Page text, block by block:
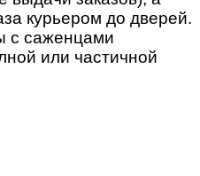
курьером до дверей.
с саженцами
или частичной